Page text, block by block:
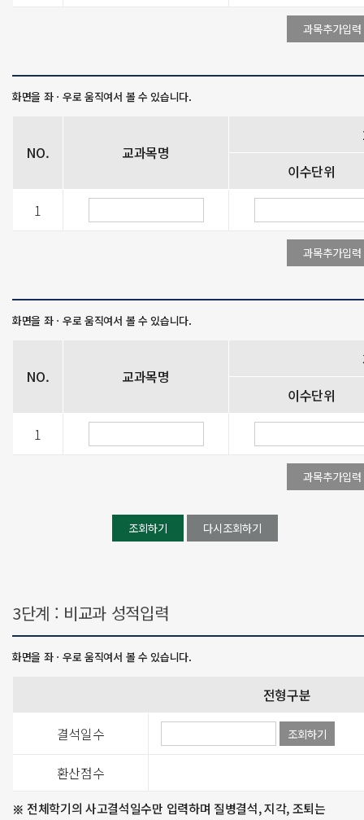
NO. 교과목명
이수단위
1
NO. 교과목명
이수단위
1
3단계 : 비교과 성적입력
전형구분
결석일수
환산점수
전체학기의 사고결석일수만 입력하며 질병결석, 지각, 조퇴는